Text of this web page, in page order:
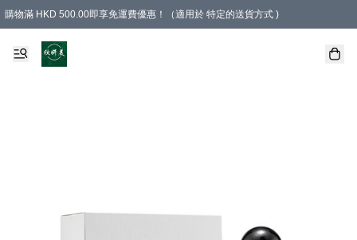
購物滿 HKD 500.00即享免運費優惠！（適用於 特定的送貨方式 )